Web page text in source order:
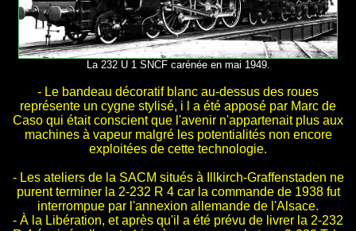
La 232 U 1 SNCF carénée en mai 1949.
- Le bandeau décoratif blanc au-dessus des roues
représente un cygne stylisé, i l a été apposé par Marc de
Caso qui était conscient que l'avenir n'appartenait plus aux
machines à vapeur malgré les potentialités non encore
exploitées de cette technologie.
- Les ateliers de la SACM situés à Illkirch-Graffenstaden ne
purent terminer la 2-232 R 4 car la commande de 1938 fut
interrompue par l'annexion allemande de l'Alsace.
- À la Libération, et après qu'il a été prévu de livrer la 2-232